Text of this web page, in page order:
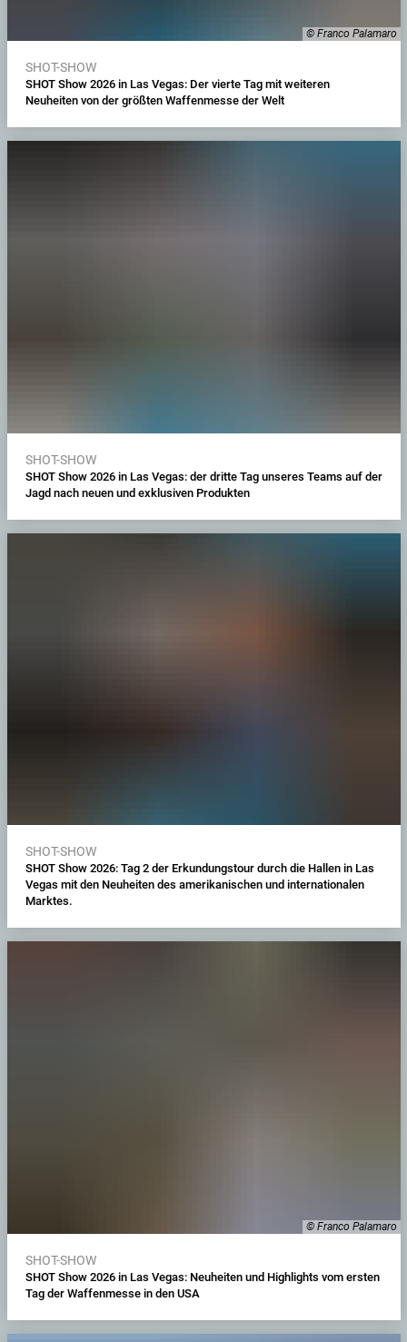
© Franco Palamaro
SHOT-SHOW
SHOT Show 2026 in Las Vegas: Der vierte Tag mit weiteren
Neuheiten von der größten Waffenmesse der Welt
SHOT-SHOW
SHOT Show 2026 in Las Vegas: der dritte Tag unseres Teams auf der
Jagd nach neuen und exklusiven Produkten
SHOT-SHOW
SHOT Show 2026: Tag 2 der Erkundungstour durch die Hallen in Las
Vegas mit den Neuheiten des amerikanischen und internationalen
Marktes.
© Franco Palamaro
SHOT-SHOW
SHOT Show 2026 in Las Vegas: Neuheiten und Highlights vom ersten
Tag der Waffenmesse in den USA